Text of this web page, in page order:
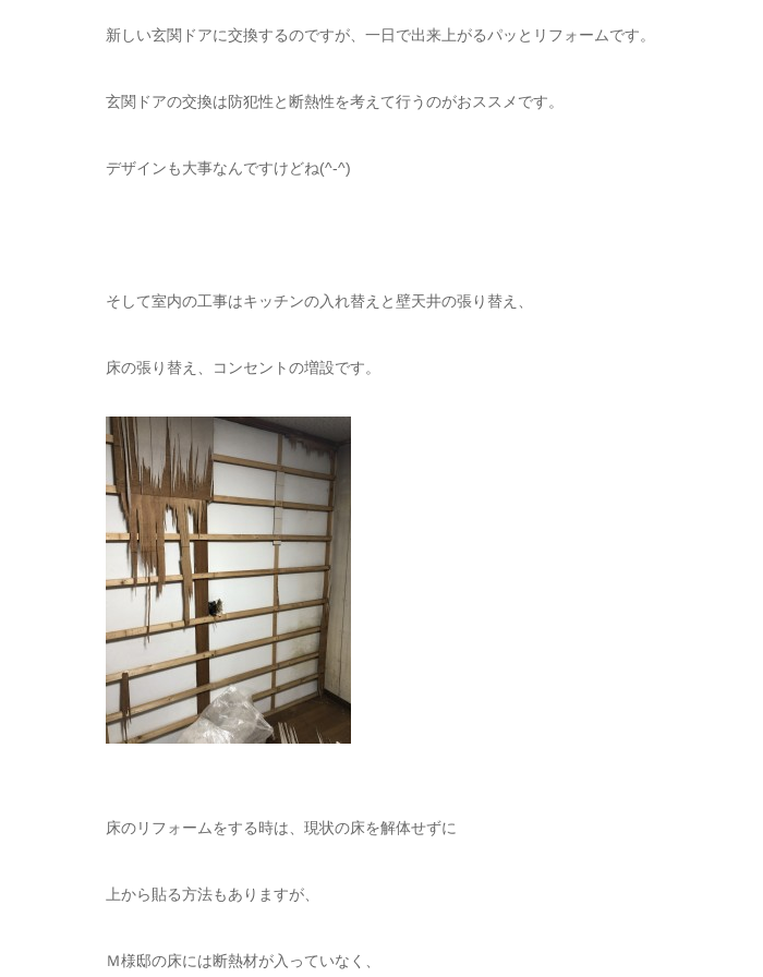
新しい玄関ドアに交換するのですが、一日で出来上がるパッとリフォームです。
玄関ドアの交換は防犯性と断熱性を考えて行うのがおススメです。
デザインも大事なんですけどね(^-^)
そして室内の工事はキッチンの入れ替えと壁天井の張り替え、
床の張り替え、コンセントの増設です。
床のリフォームをする時は、現状の床を解体せずに
上から貼る方法もありますが、
Ｍ様邸の床には断熱材が入っていなく、